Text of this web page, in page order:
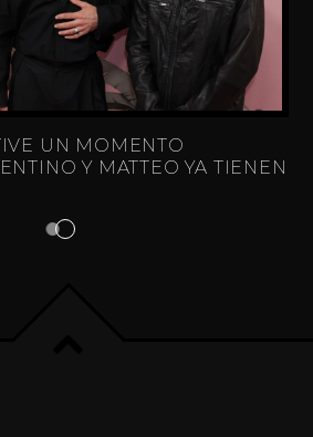
UN MOMENTO
Y MATTEO YA TIENEN